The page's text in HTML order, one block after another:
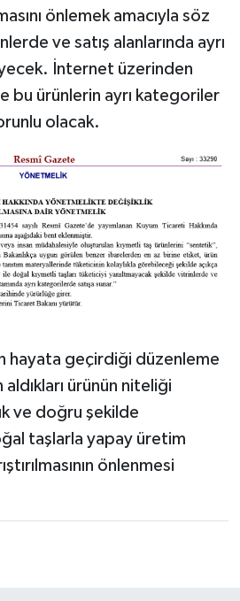
önlemek amacıyla söz
ve satış alanlarında ayrı
İnternet üzerinden
bu ürünlerin ayrı kategoriler
olacak.
hayata geçirdiği düzenleme
ürünün niteliği
ve doğru şekilde
taşlarla yapay üretim
önlenmesi